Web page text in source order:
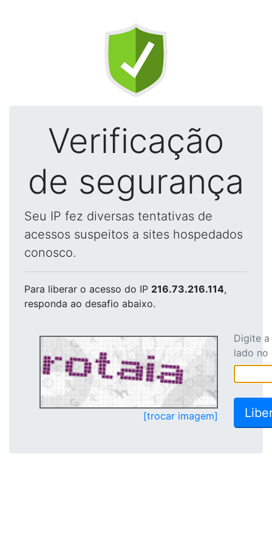
Verificação
de segurança
Seu IP fez diversas tentativas de
acessos suspeitos a sites hospedados
conosco.
Para liberar o acesso do IP 216.73.216.114,
responda ao desafio abaixo.
[trocar imagem]
Digite
lado no